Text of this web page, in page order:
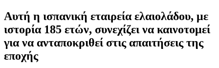
Αυτή η ισπανική εταιρεία ελαιολάδου, με
ιστορία 185 ετών, συνεχίζει να καινοτομεί
για να ανταποκριθεί στις απαιτήσεις της
εποχής